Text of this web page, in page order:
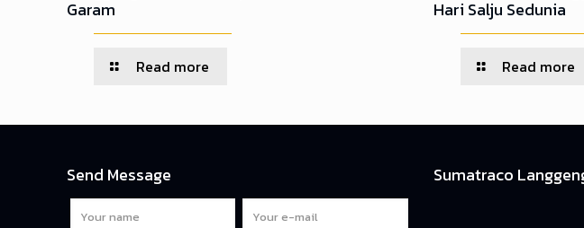
Garam
Read more
Hari Salju Sedunia
Read more
Send Message Sumatraco